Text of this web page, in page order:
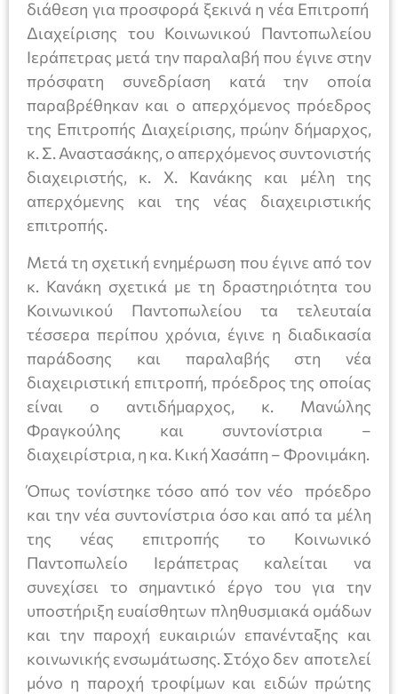
διάθεση για προσφορά ξεκινά η νέα Επιτροπή
Διαχείρισης του Κοινωνικού Παντοπωλείου
Ιεράπετρας μετά την παραλαβή που έγινε στην
πρόσφατη συνεδρίαση κατά την οποία
παραβρέθηκαν και ο απερχόμενος πρόεδρος
της Επιτροπής Διαχείρισης, πρώην δήμαρχος,
κ. Σ. Αναστασάκης, ο απερχόμενος συντονιστής
διαχειριστής, κ. Χ. Κανάκης και μέλη της
απερχόμενης και της νέας διαχειριστικής
επιτροπής.
Μετά τη σχετική ενημέρωση που έγινε από τον
κ. Κανάκη σχετικά με τη δραστηριότητα του
Κοινωνικού Παντοπωλείου τα τελευταία
τέσσερα περίπου χρόνια, έγινε η διαδικασία
παράδοσης και παραλαβής στη νέα
διαχειριστική επιτροπή, πρόεδρος της οποίας
είναι ο αντιδήμαρχος, κ. Μανώλης
Φραγκούλης και συντονίστρια –
διαχειρίστρια, η κα. Κική Χασάπη – Φρονιμάκη.
Όπως τονίστηκε τόσο από τον νέο πρόεδρο
και την νέα συντονίστρια όσο και από τα μέλη
της νέας επιτροπής το Κοινωνικό
Παντοπωλείο Ιεράπετρας καλείται να
συνεχίσει το σημαντικό έργο του για την
υποστήριξη ευαίσθητων πληθυσμιακά ομάδων
και την παροχή ευκαιριών επανένταξης και
κοινωνικής ενσωμάτωσης. Στόχο δεν αποτελεί
μόνο η παροχή τροφίμων και ειδών πρώτης